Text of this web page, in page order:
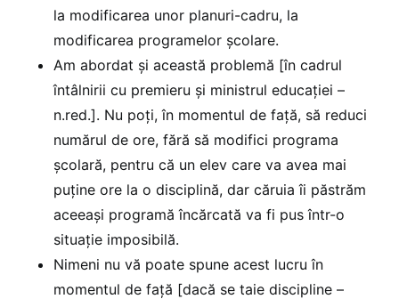
la modificarea unor planuri-cadru, la
modificarea programelor școlare.
Am abordat și această problemă [în cadrul
întâlnirii cu premieru și ministrul educației –
n.red.]. Nu poți, în momentul de față, să reduci
numărul de ore, fără să modifici programa
școlară, pentru că un elev care va avea mai
puține ore la o disciplină, dar căruia îi păstrăm
aceeași programă încărcată va fi pus într-o
situație imposibilă.
Nimeni nu vă poate spune acest lucru în
momentul de față [dacă se taie discipline –